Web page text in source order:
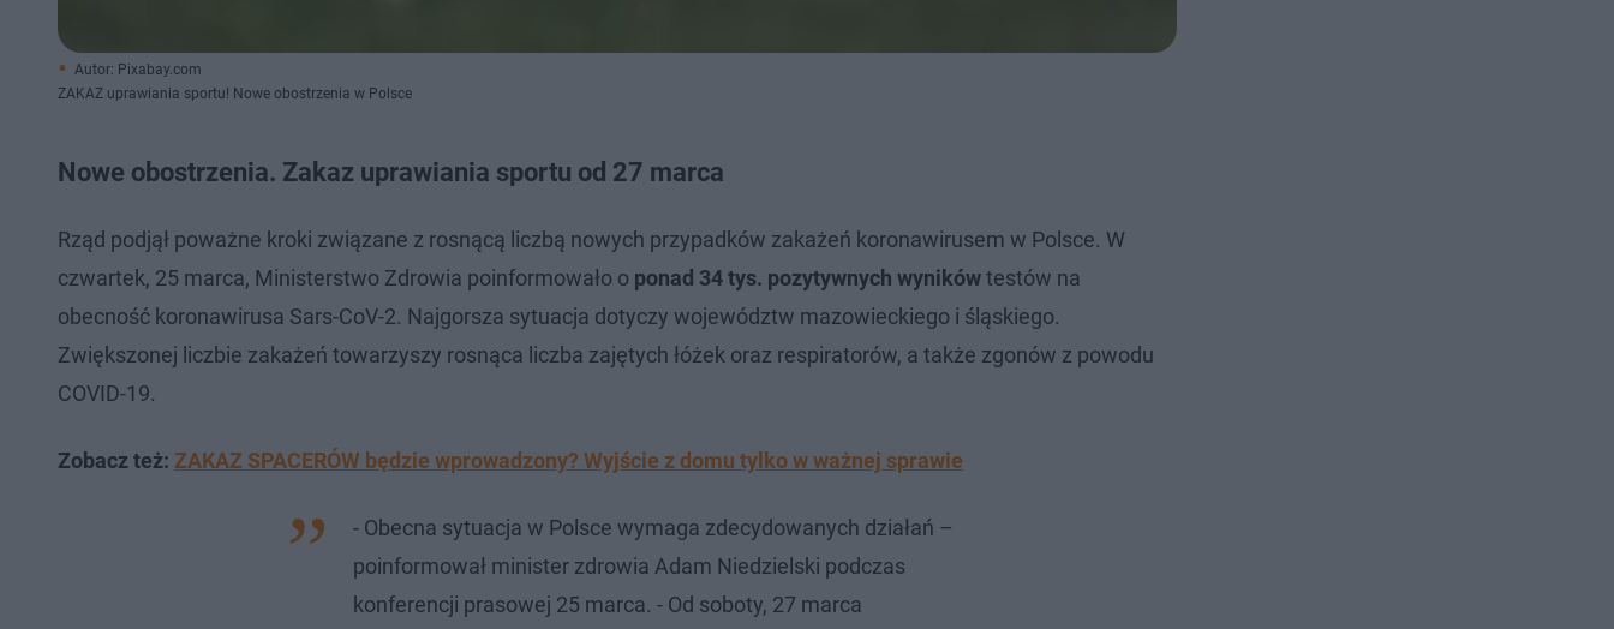
Autor: Pixabay.com
ZAKAZ uprawiania sportu! Nowe obostrzenia w Polsce
Nowe obostrzenia. Zakaz uprawiania sportu od 27 marca
Rząd podjął poważne kroki związane z rosnącą liczbą nowych przypadków zakażeń koronawirusem w Polsce. W
czwartek, 25 marca, Ministerstwo Zdrowia poinformowało o ponad 34 tys. pozytywnych wynikówtestów na
obecność koronawirusa Sars-CoV-2. Najgorsza sytuacja dotyczy województw mazowieckiego i śląskiego.
Zwiększonej liczbie zakażeń towarzyszy rosnąca liczba zajętych łóżek oraz respiratorów, a także zgonów z powodu
COVID-19.
Zobacz też: ZAKAZ SPACERÓW będzie wprowadzony? Wyjście z domu tylko w ważnej sprawie
- Obecna sytuacja w Polsce wymaga zdecydowanych działań –
poinformował minister zdrowia Adam Niedzielski podczas
konferencji prasowej 25 marca. - Od soboty, 27 marca